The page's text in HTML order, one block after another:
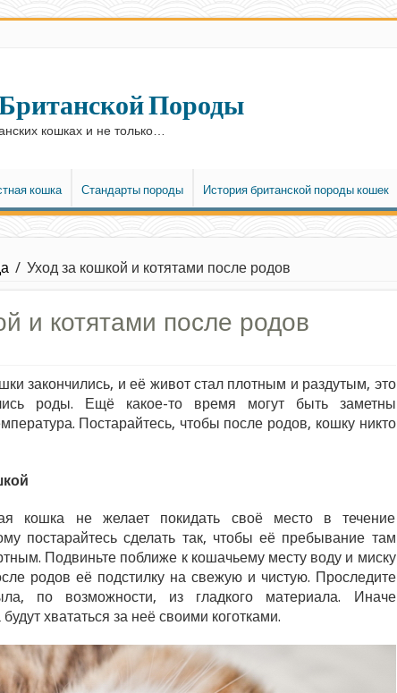
Породы
кошках и не только…
кошка Стандарты породы История британской породы кошек
/ Уход за кошкой и котятами после родов
и котятами после родов
закончились, и её живот стал плотным и раздутым, это
роды. Ещё какое-то время могут быть заметны
Постарайтесь, чтобы после родов, кошку никто
кошка не желает покидать своё место в течение
постарайтесь сделать так, чтобы её пребывание там
Подвиньте поближе к кошачьему месту воду и миску
родов её подстилку на свежую и чистую. Проследите
по возможности, из гладкого материала. Иначе
хвататься за неё своими коготками.